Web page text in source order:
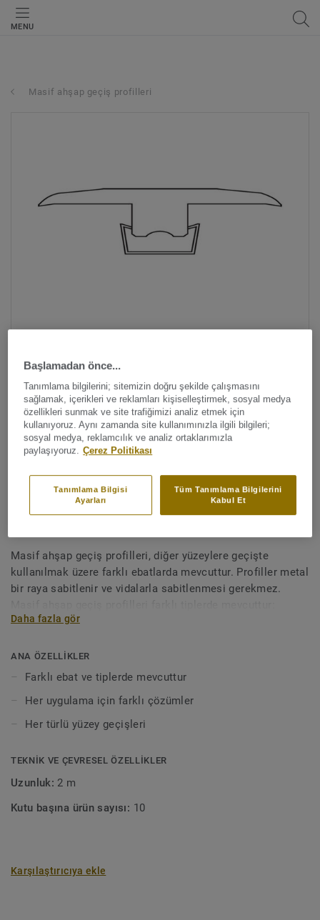
MENU
Masif ahşap geçiş profilleri
Tüm renkleri görüntüleyin (7)
Aksesuarlar
Masif ahşap geçiş profilleri -
Masif ahşap geçiş profilleri, diğer yüzeylere geçişte
kullanılmak üzere farklı ebatlarda mevcuttur. Profiller metal
bir raya sabitlenir ve vidalarla sabitlenmesi gerekmez.
arasındaki geçişlerde kullanılır. Redüktörler parkenin
Kare uçlu kapak profilleri, parkenin hareket etmesi için
olmadığı bir uç gerektiğinde kullanılır.
Doğal hareketini sağlamak için bölünmesi gereken geniş
zeminler için eşik profilleri gerekir ve eşik yerine de
Daha fazla gör
ANA ÖZELLİKLER
Farklı ebat ve tiplerde mevcuttur
Her uygulama için farklı çözümler
Her türlü yüzey geçişleri
TEKNIK VE ÇEVRESEL ÖZELLIKLER
Uzunluk: 2 m
Kutu başına ürün sayısı: 10
Karşılaştırıcıya ekle
Başlamadan önce...
Tanımlama bilgilerini; sitemizin doğru şekilde çalışmasını
sağlamak, içerikleri ve reklamları kişiselleştirmek, sosyal medya
özellikleri sunmak ve site trafiğimizi analiz etmek için
kullanıyoruz. Aynı zamanda site kullanımınızla ilgili bilgileri;
sosyal medya, reklamcılık ve analiz ortaklarımızla
paylaşıyoruz. Çerez Politikası
Tüm Tanımlama Bilgilerini
Kabul Et
Tanımlama Bilgisi
Ayarları